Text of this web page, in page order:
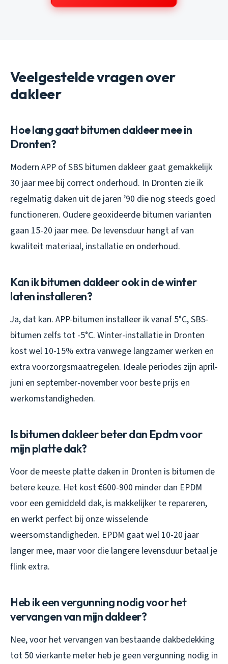
Veelgestelde vragen over
dakleer
Hoe lang gaat bitumen dakleer mee in
Dronten?
Modern APP of SBS bitumen dakleer gaat gemakkelijk
30 jaar mee bij correct onderhoud. In Dronten zie ik
regelmatig daken uit de jaren ’90 die nog steeds goed
functioneren. Oudere geoxideerde bitumen varianten
gaan 15-20 jaar mee. De levensduur hangt af van
kwaliteit materiaal, installatie en onderhoud.
Kan ik bitumen dakleer ook in de winter
laten installeren?
Ja, dat kan. APP-bitumen installeer ik vanaf 5°C, SBS-
bitumen zelfs tot -5°C. Winter-installatie in Dronten
kost wel 10-15% extra vanwege langzamer werken en
extra voorzorgsmaatregelen. Ideale periodes zijn april-
juni en september-november voor beste prijs en
werkomstandigheden.
Is bitumen dakleer beter dan Epdm voor
mijn platte dak?
Voor de meeste platte daken in Dronten is bitumen de
betere keuze. Het kost €600-900 minder dan EPDM
voor een gemiddeld dak, is makkelijker te repareren,
en werkt perfect bij onze wisselende
weersomstandigheden. EPDM gaat wel 10-20 jaar
langer mee, maar voor die langere levensduur betaal je
flink extra.
Heb ik een vergunning nodig voor het
vervangen van mijn dakleer?
Nee, voor het vervangen van bestaande dakbedekking
tot 50 vierkante meter heb je geen vergunning nodig in